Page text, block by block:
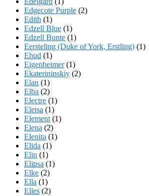
Edgecote Purple (2)
Edith (1)
Edzell Blue (1)
Edzell Bunte (1)
Eersteling (Duke of York, Erstling) (1)
Ehud (1)
Eigenheimer(1)
Ekaterininskiy (2)
Elan (1)
Elba (2)
Electre (1)
Eleisa (1)
Element (1)
Elena (2)
Elenita (1)
Elida (1)
Elin (1)
Elipsa (1)
Elke (2)
Ella (1)
Elles (2)